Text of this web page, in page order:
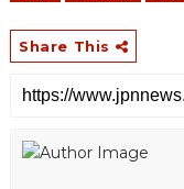
Share This